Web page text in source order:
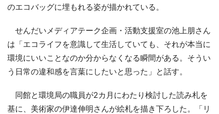
のエコバッグに埋もれる姿が描かれている。
せんだいメディアテーク企画・活動支援室の池上朋さん
は「エコライフを意識して生活していても、それが本当に
環境にいいことなのか分からなくなる瞬間がある。そうい
う日常の違和感を言葉にしたいと思った」と話す。
同館と環境局の職員が2カ月にわたり検討した読み札を
基に、美術家の伊達伸明さんが絵札を描き下ろした。「リ